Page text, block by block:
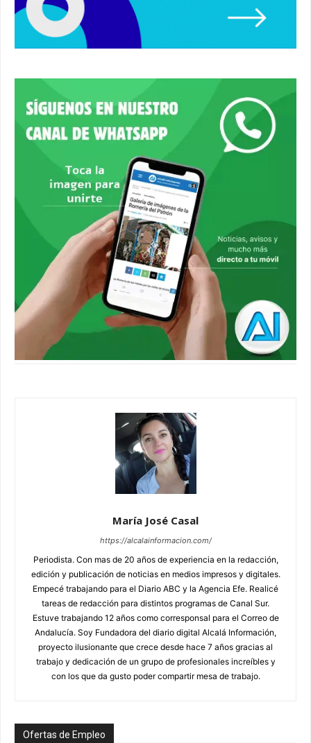
Un autobús ha golpeado a otro en el recinto
ferial. #accidente #alcaladeguadaira #ferias
María José Casal
https://alcalainformacion.com/
Periodista. Con mas de 20 años de experiencia en la redacción,
edición y publicación de noticias en medios impresos y digitales.
Empecé trabajando para el Diario ABC y la Agencia Efe. Realicé
tareas de redacción para distintos programas de Canal Sur.
Estuve trabajando 12 años como corresponsal para el Correo de
Andalucía. Soy Fundadora del diario digital Alcalá Información,
proyecto ilusionante que crece desde hace 7 años gracias al
trabajo y dedicación de un grupo de profesionales increíbles y
con los que da gusto poder compartir mesa de trabajo.
Ofertas de Empleo